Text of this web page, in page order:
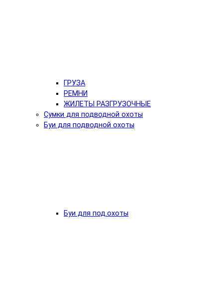
ГРУЗА
РЕМНИ
ЖИЛЕТЫ РАЗГРУЗОЧНЫЕ
Сумки для подводной охоты
Буи для подводной охоты
Буи для под.охоты